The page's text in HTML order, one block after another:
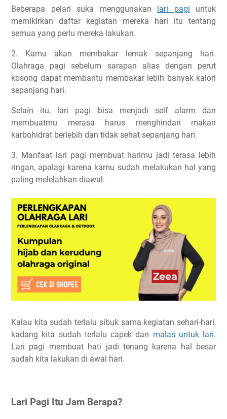
Beberapa pelari suka menggunakan lari pagi untuk
memikirkan daftar kegiatan mereka hari itu tentang
semua yang perlu mereka lakukan.
2. Kamu akan membakar lemak sepanjang hari.
Olahraga pagi sebelum sarapan alias dengan perut
kosong dapat membantu membakar lebih banyak kalori
sepanjang hari.
Selain itu, lari pagi bisa menjadi self alarm dan
membuatmu merasa harus menghindari makan
karbohidrat berlebih dan tidak sehat sepanjang hari.
3. Manfaat lari pagi membuat harimu jadi terasa lebih
ringan, apalagi karena kamu sudah melakukan hal yang
paling melelahkan diawal.
Kalau kita sudah terlalu sibuk sama kegiatan sehari-hari,
kadang kita sudah terlalu capek dan malas untuk lari.
Lari pagi membuat hati jadi tenang karena hal besar
sudah kita lakukan di awal hari.
Lari Pagi Itu Jam Berapa?